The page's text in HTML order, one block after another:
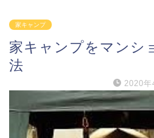
家キャンプ
家キャンプをマンシ
法
2020年